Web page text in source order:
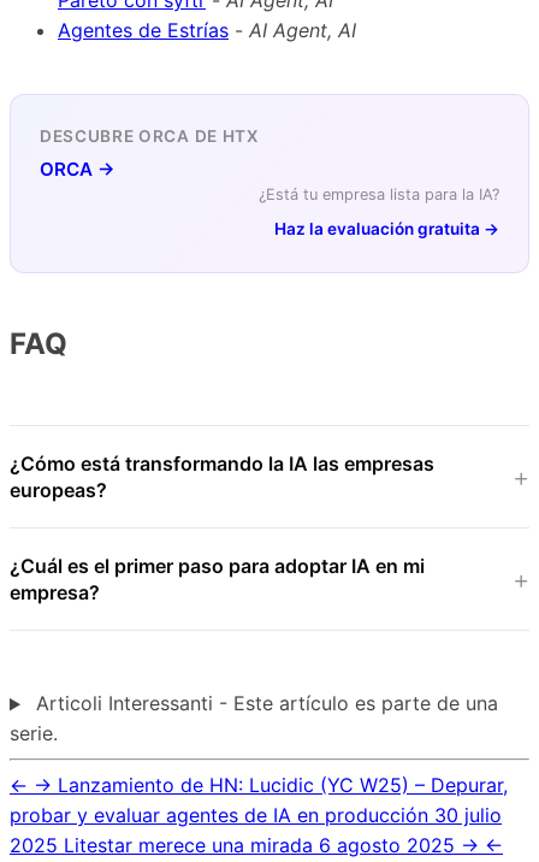
Agentes de Estrías - AI Agent, AI
DESCUBRE ORCA DE HTX
ORCA →
¿Está tu empresa lista para la IA?
Haz la evaluación gratuita →
FAQ
¿Cómo está transformando la IA las empresas
europeas?
¿Cuál es el primer paso para adoptar IA en mi
empresa?
Articoli Interessanti - Este artículo es parte de una
serie.
← → Lanzamiento de HN: Lucidic (YC W25) – Depurar,
probar y evaluar agentes de IA en producción 30 julio
2025 Litestar merece una mirada 6 agosto 2025 → ←